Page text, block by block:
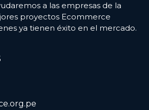
a las empresas de la
proyectos Ecommerce
ya tienen éxito en el mercado.